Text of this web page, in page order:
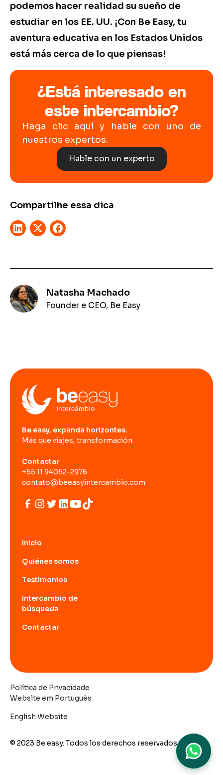
podemos hacer realidad su sueño de
estudiar en los EE. UU. ¡Con Be Easy, tu
aventura educativa en los Estados Unidos
está más cerca de lo que piensas!
¿Está interesado en
este intercambio?
Haga clic aquí y hable con uno de
nuestros expertos.
Hable con un experto
Compartilhe essa dica
Natasha Machado
Founder e CEO, Be Easy
Be easy, expanda horizontes.
Más que viajes, transformación.
Contactar
+55 11 94052-2976
contato@beeasyintercambio.com
Inicio
Quiénes somos
Testimonios
Intercambio de
búsqueda
Contactar
© 2023 Be easy. Todos los derechos reservados.
Website em Português
English Website
Política de Privacidade